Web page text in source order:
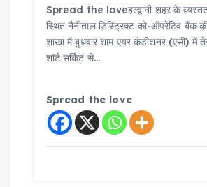
Spread the loveहल्द्वानी शहर के व्यस्ततम
स्थित नैनीताल डिस्ट्रिक्ट को-ऑपरेटिव बैंक की
शाखा में बुधवार शाम एयर कंडीशनर (एसी) में
शॉर्ट सर्किट से…
Spread the love